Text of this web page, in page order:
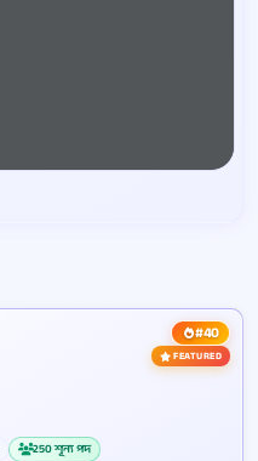
#40
FEATURED
250 শূন্য পদ